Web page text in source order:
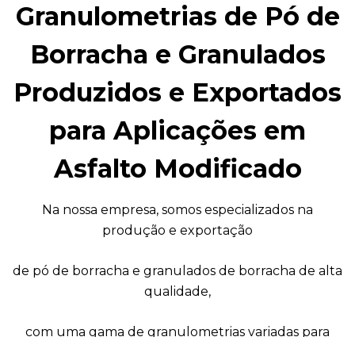
Granulometrias de Pó de
Borracha e Granulados
Produzidos e Exportados
para Aplicações em
Asfalto Modificado
Na nossa empresa, somos especializados na
produção e exportação
de pó de borracha e granulados de borracha de alta
qualidade,
com uma gama de granulometrias variadas para